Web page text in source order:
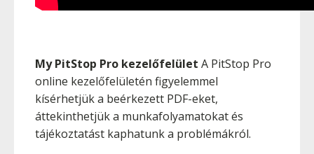
My PitStop Pro kezelőfelület A PitStop Pro
online kezelőfelületén figyelemmel
kísérhetjük a beérkezett PDF-eket,
áttekinthetjük a munkafolyamatokat és
tájékoztatást kaphatunk a problémákról.